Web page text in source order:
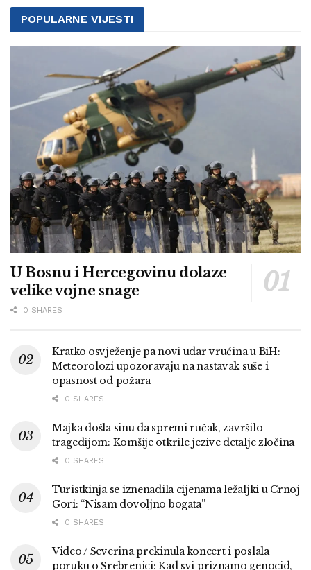
POPULARNE VIJESTI
U Bosnu i Hercegovinu dolaze
velike vojne snage
0 SHARES
Kratko osvježenje pa novi udar vrućina u BiH:
Meteorolozi upozoravaju na nastavak suše i
opasnost od požara
0 SHARES
Majka došla sinu da spremi ručak, završilo
tragedijom: Komšije otkrile jezive detalje zločina
0 SHARES
Turistkinja se iznenadila cijenama ležaljki u Crnoj
Gori: “Nisam dovoljno bogata”
0 SHARES
Video / Severina prekinula koncert i poslala
poruku o Srebrenici: Kad svi priznamo genocid,